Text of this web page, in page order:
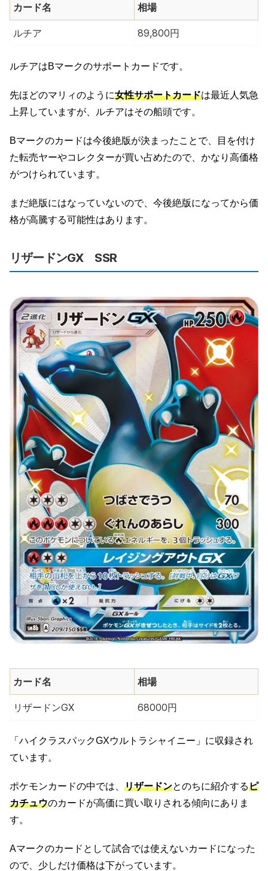
カード名 相場
ルチア 89,800円
ルチアはBマークのサポートカードです。
先ほどのマリィのように女性サポートカードは最近人気急
上昇していますが、ルチアはその船頭です。
Bマークのカードは今後絶版が決まったことで、目を付け
た転売ヤーやコレクターが買い占めたので、かなり高価格
がつけられています。
まだ絶版にはなっていないので、今後絶版になってから価
格が高騰する可能性はあります。
リザードンGX SSR
カード名 相場
リザードンGX 68000円
「ハイクラスパックGXウルトラシャイニー」に収録され
ています。
ポケモンカードの中では、 リザードンとのちに紹介するピ
カチュウのカードが高価に買い取りされる傾向にありま
す。
Aマークのカードとして試合では使えないカードになった
ので、少しだけ価格は下がっています。